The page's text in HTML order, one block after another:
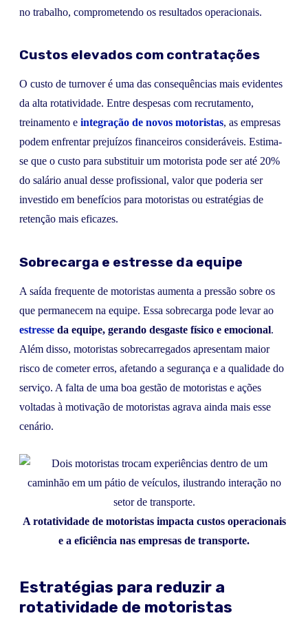
no trabalho, comprometendo os resultados operacionais.
Custos elevados com contratações
O custo de turnover é uma das consequências mais evidentes
da alta rotatividade. Entre despesas com recrutamento,
treinamento e integração de novos motoristas, as empresas
podem enfrentar prejuízos financeiros consideráveis. Estima-
se que o custo para substituir um motorista pode ser até 20%
do salário anual desse profissional, valor que poderia ser
investido em benefícios para motoristas ou estratégias de
retenção mais eficazes.
Sobrecarga e estresse da equipe
A saída frequente de motoristas aumenta a pressão sobre os
que permanecem na equipe. Essa sobrecarga pode levar ao
estresse da equipe, gerando desgaste físico e emocional.
Além disso, motoristas sobrecarregados apresentam maior
risco de cometer erros, afetando a segurança e a qualidade do
serviço. A falta de uma boa gestão de motoristas e ações
voltadas à motivação de motoristas agrava ainda mais esse
cenário.
A rotatividade de motoristas impacta custos operacionais
e a eficiência nas empresas de transporte.
Estratégias para reduzir a
rotatividade de motoristas